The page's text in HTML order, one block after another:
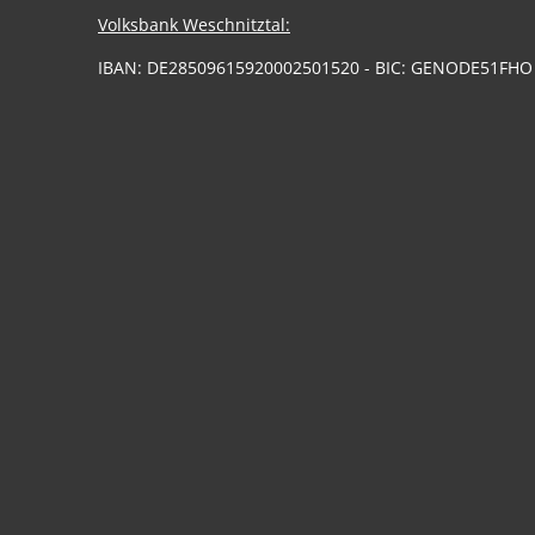
Volksbank Weschnitztal:
IBAN: DE28509615920002501520 - BIC: GENODE51FHO